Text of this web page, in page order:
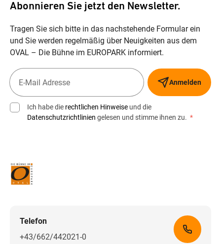
Abonnieren Sie jetzt den Newsletter.
Tragen Sie sich bitte in das nachstehende Formular ein
und Sie werden regelmäßig über Neuigkeiten aus dem
OVAL – Die Bühne im EUROPARK informiert.
Anmelden
Ich habe die rechtlichen Hinweise und die
Datenschutzrichtlinien gelesen und stimme ihnen zu. *
Telefon
+43/662/442021-0